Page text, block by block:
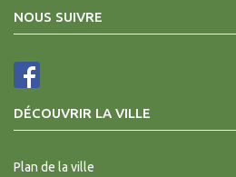
NOUS SUIVRE
DÉCOUVRIR LA VILLE
Plan de la ville